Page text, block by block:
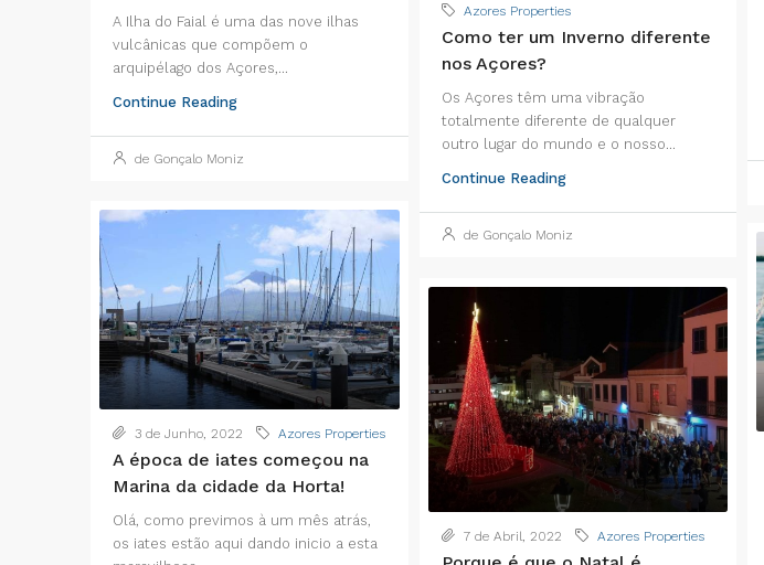
A Ilha do Faial é uma das nove ilhas
vulcânicas que compõem o
arquipélago dos Açores,...
Continue Reading
de Gonçalo Moniz
Azores Properties
Como ter um Inverno diferente
nos Açores?
Os Açores têm uma vibração
totalmente diferente de qualquer
outro lugar do mundo e o nosso...
Continue Reading
de Gonçalo Moniz
3 de Junho, 2022 Azores Properties
A época de iates começou na
Marina da cidade da Horta!
Olá, como previmos à um mês atrás,
os iates estão aqui dando inicio a esta
7 de Abril, 2022 Azores Properties